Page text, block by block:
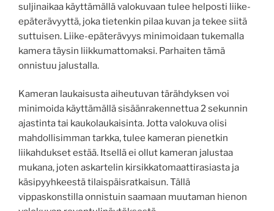
suljinaikaa käyttämällä valokuvaan tulee helposti liike-
epäterävyyttä, joka tietenkin pilaa kuvan ja tekee siitä
suttuisen. Liike-epäterävyys minimoidaan tukemalla
kamera täysin liikkumattomaksi. Parhaiten tämä
onnistuu jalustalla.
Kameran laukaisusta aiheutuvan tärähdyksen voi
minimoida käyttämällä sisäänrakennettua 2 sekunnin
ajastinta tai kaukolaukaisinta. Jotta valokuva olisi
mahdollisimman tarkka, tulee kameran pienetkin
liikahdukset estää. Itsellä ei ollut kameran jalustaa
mukana, joten askartelin kirsikkatomaattirasiasta ja
käsipyyhkeestä tilaispäisratkaisun. Tällä
vippaskonstilla onnistuin saamaan muutaman hienon